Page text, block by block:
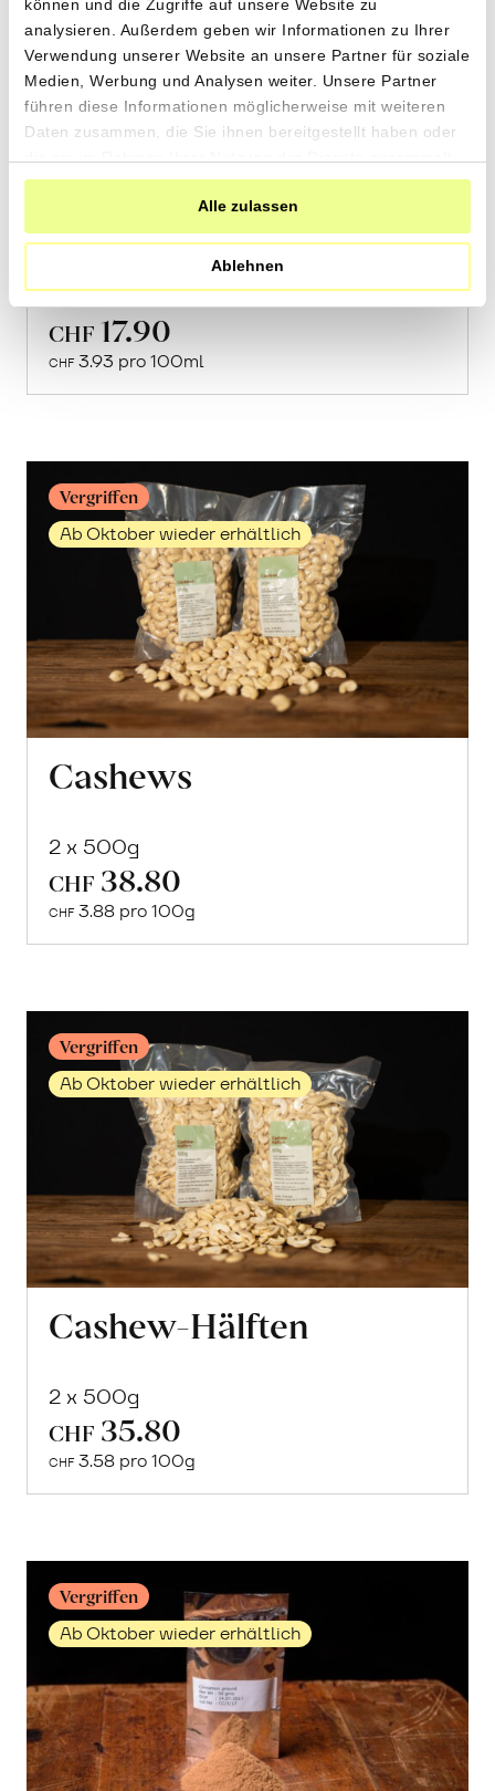
können und die Zugriffe auf unsere Website zu
analysieren. Außerdem geben wir Informationen zu Ihrer
Verwendung unserer Website an unsere Partner für soziale
Medien, Werbung und Analysen weiter. Unsere Partner
führen diese Informationen möglicherweise mit weiteren
Daten zusammen, die Sie ihnen bereitgestellt haben oder
haben.
Alle zulassen
Ablehnen
Natives Kokosöl
2 x 250ml
CHF 17.90
CHF 3.93 pro 100ml
Vegetarisches
erfahren
Vergriffen
Ab Oktober wieder erhältlich
Cashews
2 x 500g
CHF 38.80
CHF 3.88 pro 100g
Vegetarisches
erfahren
Vergriffen
Ab Oktober wieder erhältlich
Cashew-Hälften
2 x 500g
CHF 35.80
CHF 3.58 pro 100g
Vegetarisches
erfahren
Vergriffen
Ab Oktober wieder erhältlich